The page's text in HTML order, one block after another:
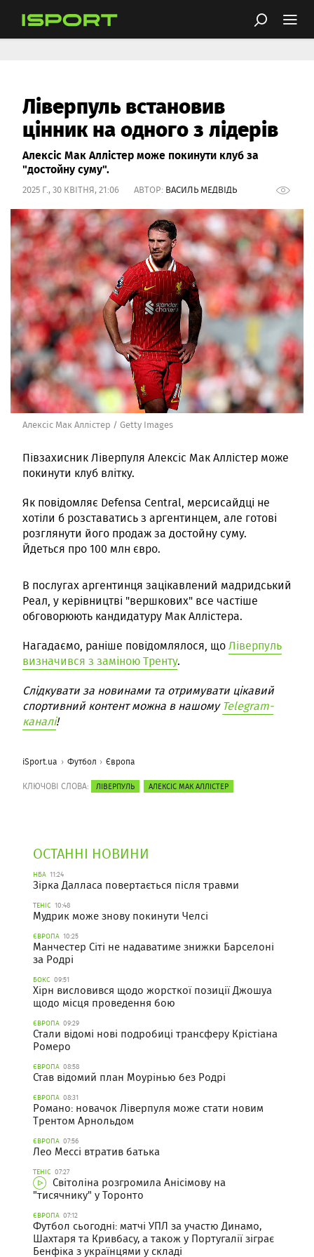
Ліверпуль встановив
цінник на одного з лідерів
Алексіс Мак Аллістер може покинути клуб за
"достойну суму".
2025 Г., 30 КВІТНЯ, 21:06 АВТОР: ВАСИЛЬ МЕДВІДЬ
Алексіс Мак Аллістер / Getty Images
Півзахисник Ліверпуля Алексіс Мак Аллістер може
покинути клуб влітку.
Як повідомляє Defensa Central, мерсисайдці не
хотіли б розставатись з аргентинцем, але готові
розглянути його продаж за достойну суму.
Йдеться про 100 млн євро.
В послугах аргентинця зацікавлений мадридський
Реал, у керівництві "вершкових" все частіше
обговорюють кандидатуру Мак Аллістера.
Нагадаємо, раніше повідомлялося, щоЛіверпуль
визначився з заміною Тренту.
Слідкувати за новинами та отримувати цікавий
спортивний контент можна в нашомуTelegram-
каналі!
iSport.ua Футбол Європа
КЛЮЧОВІ СЛОВА: ЛІВЕРПУЛЬ АЛЕКСІС МАК АЛЛІСТЕР
ОСТАННІ НОВИНИ
НБА 11:24
Зірка Далласа повертається після травми
ТЕНІС 10:48
Мудрик може знову покинути Челсі
ЄВРОПА 10:25
Манчестер Сіті не надаватиме знижки Барселоні
за Родрі
БОКС 09:51
Хірн висловився щодо жорсткої позиції Джошуа
щодо місця проведення бою
ЄВРОПА 09:29
Стали відомі нові подробиці трансферу Крістіана
Ромеро
ЄВРОПА 08:58
Став відомий план Моурінью без Родрі
ЄВРОПА 08:31
Романо: новачок Ліверпуля може стати новим
Трентом Арнольдом
ЄВРОПА 07:56
Лео Мессі втратив батька
ТЕНІС 07:27
Світоліна розгромила Анісімову на
"тисячнику" у Торонто
ЄВРОПА 07:12
Футбол сьогодні: матчі УПЛ за участю Динамо,
Шахтаря та Кривбасу, а також у Португалії зіграє
Бенфіка з українцями у складі